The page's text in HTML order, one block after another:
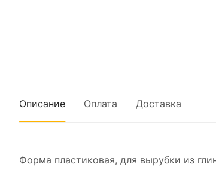
Описание Оплата Доставка
Форма пластиковая, для вырубки из